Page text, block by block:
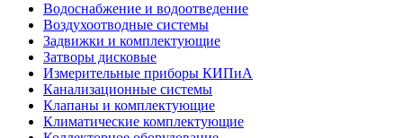
Водоснабжение и водоотведение
Воздухоотводные системы
Задвижки и комплектующие
Затворы дисковые
Измерительные приборы КИПиА
Канализационные системы
Клапаны и комплектующие
Климатические комплектующие